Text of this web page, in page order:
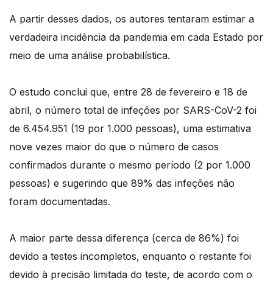
A partir desses dados, os autores tentaram estimar a
verdadeira incidência da pandemia em cada Estado por
meio de uma análise probabilística.
O estudo conclui que, entre 28 de fevereiro e 18 de
abril, o número total de infeções por SARS-CoV-2 foi
de 6.454.951 (19 por 1.000 pessoas), uma estimativa
nove vezes maior do que o número de casos
confirmados durante o mesmo período (2 por 1.000
pessoas) e sugerindo que 89% das infeções não
foram documentadas.
A maior parte dessa diferença (cerca de 86%) foi
devido a testes incompletos, enquanto o restante foi
devido à precisão limitada do teste, de acordo com o